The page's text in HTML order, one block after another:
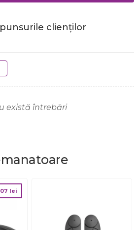
clienților
există întrebări
lei